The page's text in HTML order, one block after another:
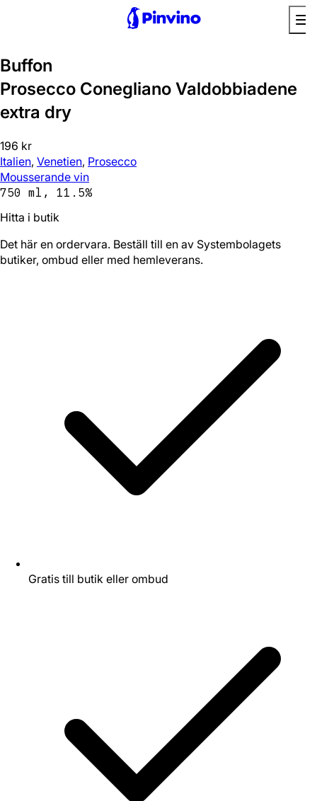
Buffon
Prosecco Conegliano Valdobbiadene
extra dry
196 kr
Italien, Venetien, Prosecco
Mousserande vin
750 ml, 11.5%
Hitta i butik
Det här en ordervara. Beställ till en av Systembolagets
butiker, ombud eller med hemleverans.
Gratis till butik eller ombud